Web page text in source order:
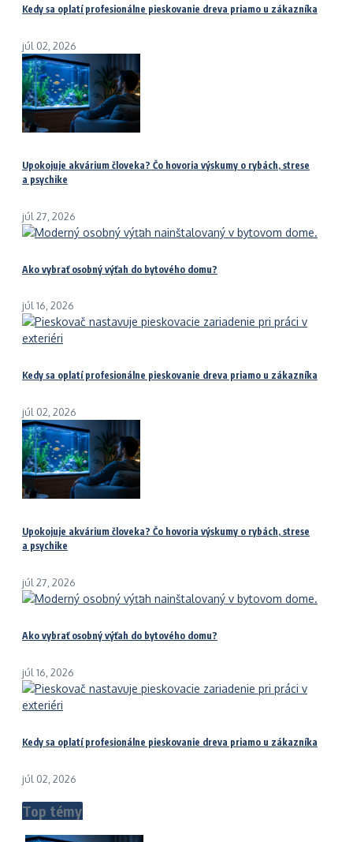
Kedy sa oplatí profesionálne pieskovanie dreva priamo u zákazníka
júl 02, 2026
Upokojuje akvárium človeka? Čo hovoria výskumy o rybách, strese
a psychike
júl 27, 2026
Ako vybrať osobný výťah do bytového domu?
júl 16, 2026
Kedy sa oplatí profesionálne pieskovanie dreva priamo u zákazníka
júl 02, 2026
Upokojuje akvárium človeka? Čo hovoria výskumy o rybách, strese
a psychike
júl 27, 2026
Ako vybrať osobný výťah do bytového domu?
júl 16, 2026
Kedy sa oplatí profesionálne pieskovanie dreva priamo u zákazníka
júl 02, 2026
Top témy